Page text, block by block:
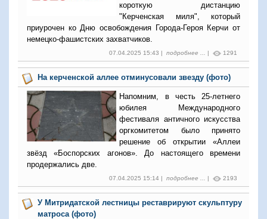
короткую дистанцию
"Керченская миля", который
приурочен ко Дню освобождения Города-Героя Керчи от
немецко-фашистских захватчиков.
07.04.2025 15:43 | подробнее ... | 1291
На керченской аллее отминусовали звезду (фото)
Напомним, в честь 25-летнего
юбилея Международного
фестиваля античного искусства
оргкомитетом было принято
решение об открытии «Аллеи
звёзд «Боспорских агонов». До настоящего времени
продержались две.
07.04.2025 15:14 | подробнее ... | 2193
У Митридатской лестницы реставрируют скульптуру
матроса (фото)